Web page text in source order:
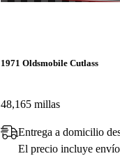
1971 Oldsmobile Cutlass
48,165 millas
Entrega a domicilio
El precio incluye